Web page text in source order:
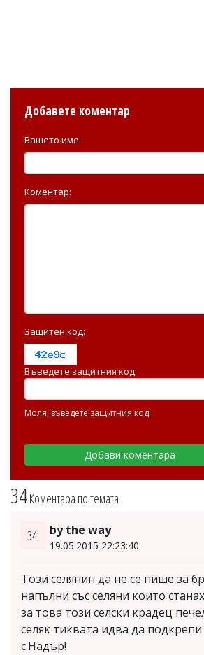
34Коментара по темата
34. by the way
19.05.2015 22:23:40
Този селянин да не се пише за
напълни със селяни които
за това този селски крадец
селяк тиквата идва да
с.Надър!
Добавете коментар
Вашето име:
Коментар:
Защитен код:
Въведете защитния код:
Моля, въведете защитния код